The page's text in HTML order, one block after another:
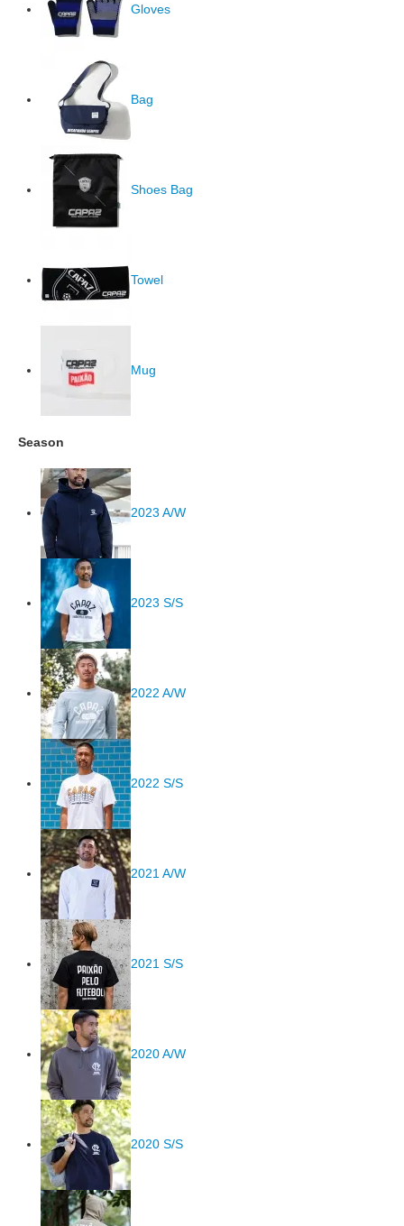
Gloves
Bag
Shoes Bag
Towel
Mug
Season
2023 A/W
2023 S/S
2022 A/W
2022 S/S
2021 A/W
2021 S/S
2020 A/W
2020 S/S